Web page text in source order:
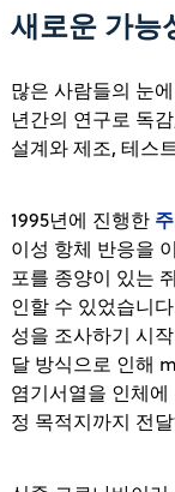
새로운 가
많은 사람들의 눈
년간의 연구로 독
설계와 제조, 테스
1995년에 진행한
이성 항체 반응을
포를 종양이 있는
인할 수 있었습니
성을 조사하기 시
달 방식으로 인해
염기서열을 인체
정 목적지까지 전